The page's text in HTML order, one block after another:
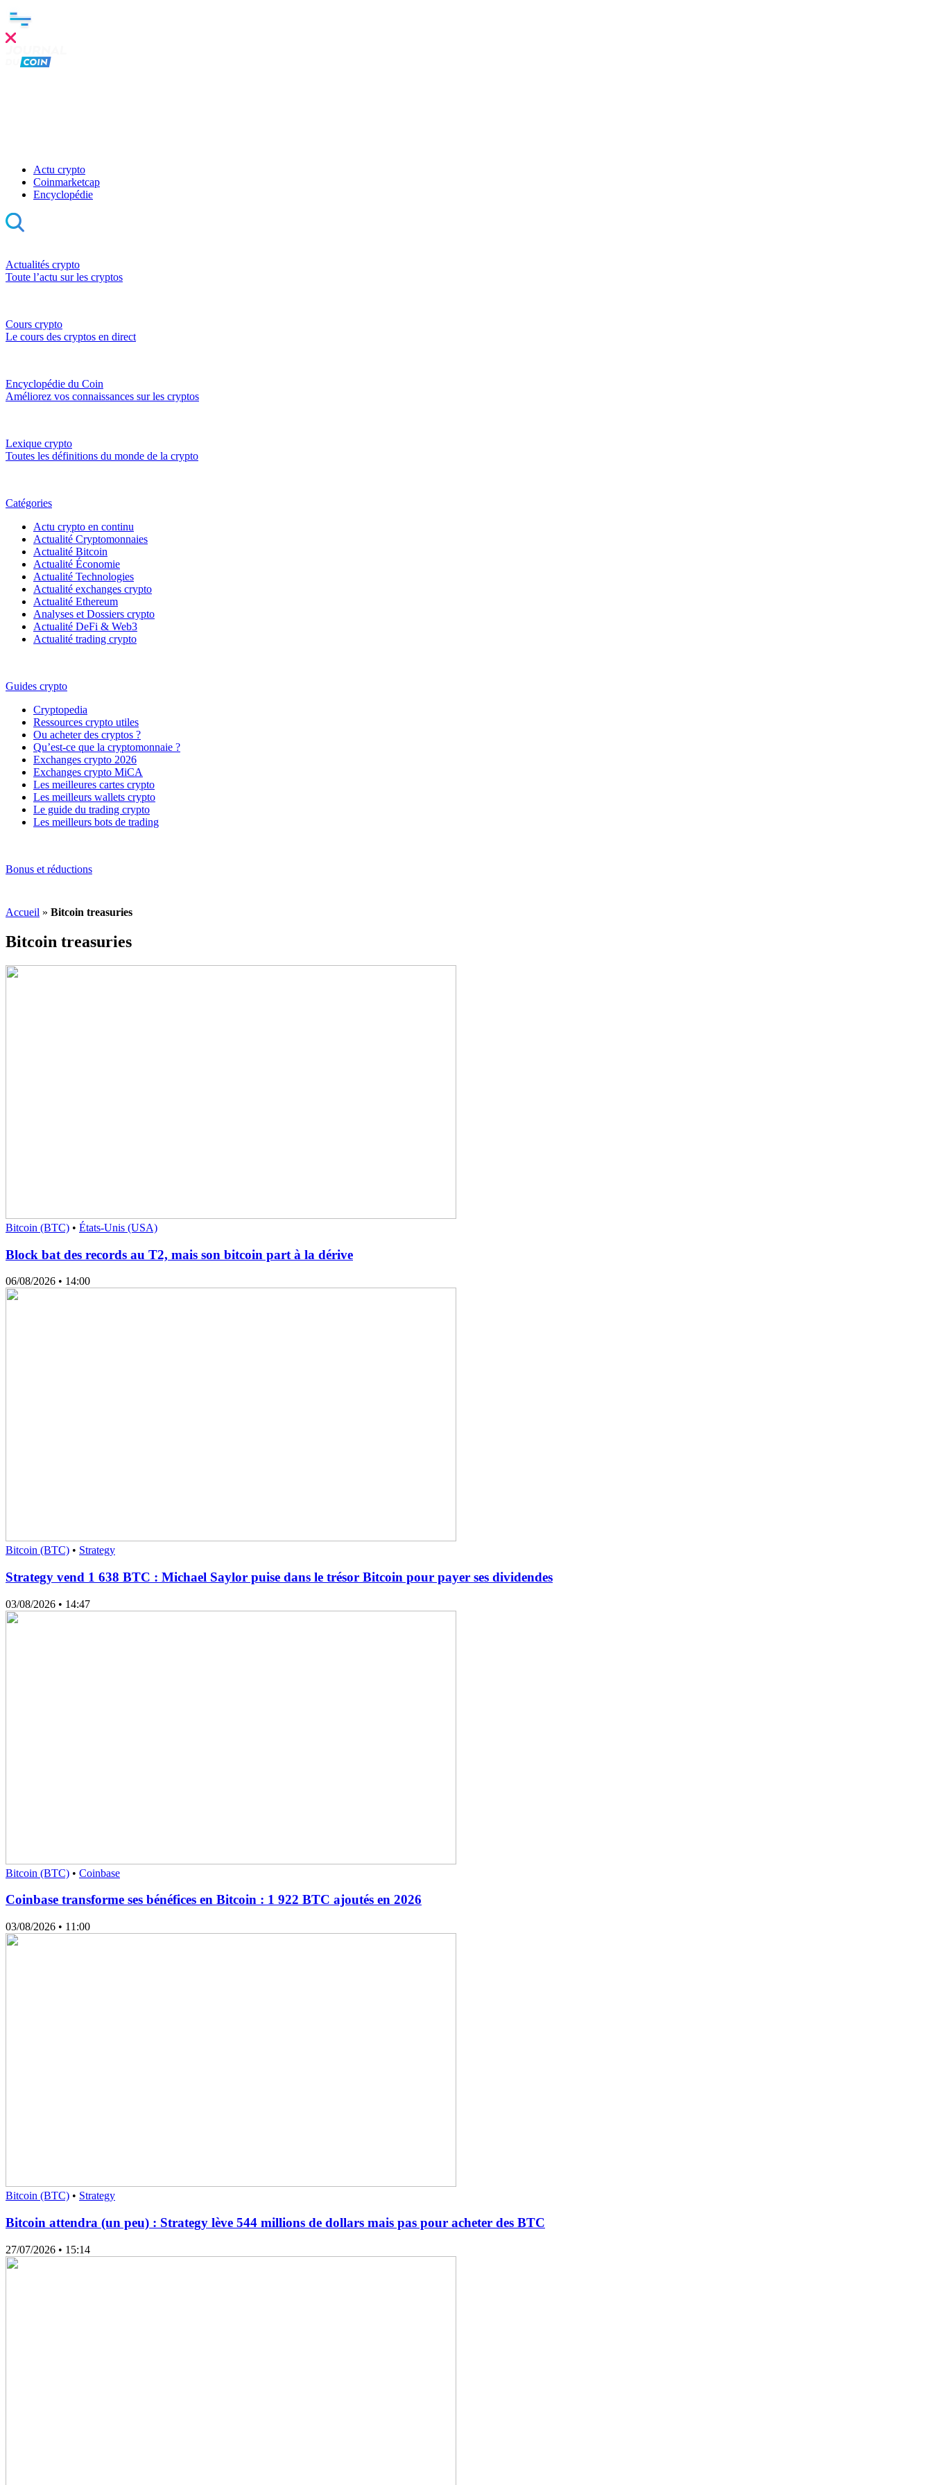
Actu crypto
Coinmarketcap
Encyclopédie
Actualités crypto
Toute l’actu sur les cryptos
Cours crypto
Le cours des cryptos en direct
Encyclopédie du Coin
Améliorez vos connaissances sur les cryptos
Lexique crypto
Toutes les définitions du monde de la crypto
Catégories
Actu crypto en continu
Actualité Cryptomonnaies
Actualité Bitcoin
Actualité Économie
Actualité Technologies
Actualité exchanges crypto
Actualité Ethereum
Analyses et Dossiers crypto
Actualité DeFi & Web3
Actualité trading crypto
Guides crypto
Cryptopedia
Ressources crypto utiles
Ou acheter des cryptos ?
Qu’est-ce que la cryptomonnaie ?
Exchanges crypto 2026
Exchanges crypto MiCA
Les meilleures cartes crypto
Les meilleurs wallets crypto
Le guide du trading crypto
Les meilleurs bots de trading
Bonus et réductions
Accueil » Bitcoin treasuries
Bitcoin treasuries
Bitcoin (BTC) • États-Unis (USA)
Block bat des records au T2, mais son bitcoin part à la dérive
06/08/2026 • 14:00
Bitcoin (BTC) • Strategy
Strategy vend 1 638 BTC : Michael Saylor puise dans le trésor Bitcoin pour payer ses dividendes
03/08/2026 • 14:47
Bitcoin (BTC) • Coinbase
Coinbase transforme ses bénéfices en Bitcoin : 1 922 BTC ajoutés en 2026
03/08/2026 • 11:00
Bitcoin (BTC) • Strategy
Bitcoin attendra (un peu) : Strategy lève 544 millions de dollars mais pas pour acheter des BTC
27/07/2026 • 15:14